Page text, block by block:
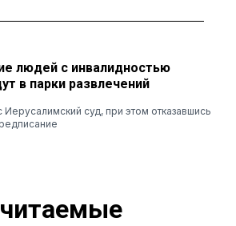
людей с инвалидностью
в парки развлечений
суд, при этом отказавшись